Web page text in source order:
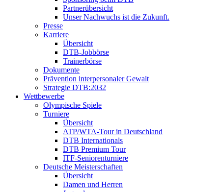
Partnerübersicht
Unser Nachwuchs ist die Zukunft.
Presse
Karriere
Übersicht
DTB-Jobbörse
Trainerbörse
Dokumente
Prävention interpersonaler Gewalt
Strategie DTB:2032
Wettbewerbe
Olympische Spiele
Turniere
Übersicht
ATP/WTA-Tour in Deutschland
DTB Internationals
DTB Premium Tour
ITF-Seniorenturniere
Deutsche Meisterschaften
Übersicht
Damen und Herren